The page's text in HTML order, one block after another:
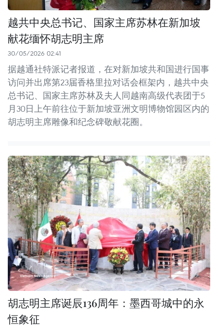
越共中央总书记、国家主席苏林在新加坡
献花缅怀胡志明主席
30/05/2026 02:41
据越通社特派记者报道，在对新加坡共和国进行国事
访问并出席第23届香格里拉对话会框架内，越共中央
总书记、国家主席苏林及夫人同越南高级代表团于5
月30日上午前往位于新加坡亚洲文明博物馆园区内的
胡志明主席雕像和纪念碑敬献花圈。
胡志明主席诞辰136周年：墨西哥城中的永
恒象征